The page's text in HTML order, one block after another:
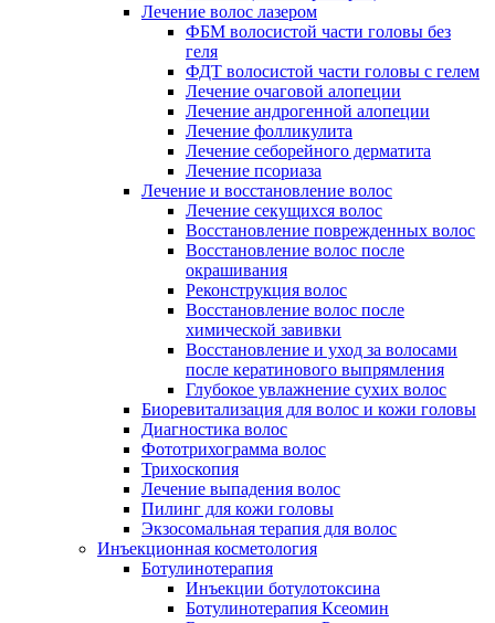
Лечение волос лазером
ФБМ волосистой части головы без
геля
ФДТ волосистой части головы с гелем
Лечение очаговой алопеции
Лечение андрогенной алопеции
Лечение фолликулита
Лечение себорейного дерматита
Лечение псориаза
Лечение и восстановление волос
Лечение секущихся волос
Восстановление поврежденных волос
Восстановление волос после
окрашивания
Реконструкция волос
Восстановление волос после
химической завивки
Восстановление и уход за волосами
после кератинового выпрямления
Глубокое увлажнение сухих волос
Биоревитализация для волос и кожи головы
Диагностика волос
Фототрихограмма волос
Трихоскопия
Лечение выпадения волос
Пилинг для кожи головы
Экзосомальная терапия для волос
Инъекционная косметология
Ботулинотерапия
Инъекции ботулотоксина
Ботулинотерапия Ксеомин